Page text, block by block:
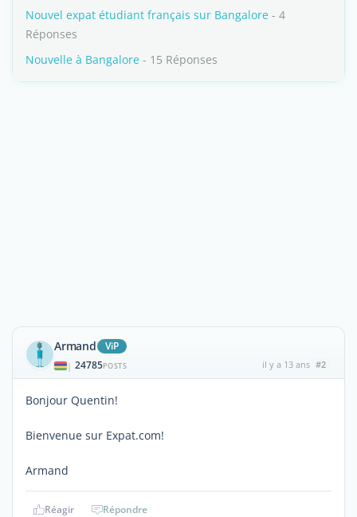
Nouvel expat étudiant français sur Bangalore - 4
Réponses
Nouvelle à Bangalore - 15 Réponses
Armand ViP
| 24785POSTS il y a 13 ans #2
Bonjour Quentin!
Bienvenue sur Expat.com!
Armand
Réagir Répondre